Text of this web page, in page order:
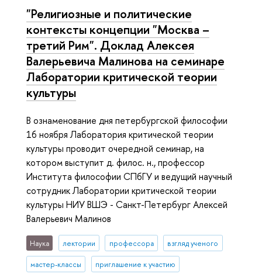
"Религиозные и политические
контексты концепции "Москва –
третий Рим". Доклад Алексея
Валерьевича Малинова на семинаре
Лаборатории критической теории
культуры
В ознаменование дня петербургской философии
16 ноября Лаборатория критической теории
культуры проводит очередной семинар, на
котором выступит д. филос. н., профессор
Института философии СПбГУ и ведущий научный
сотрудник Лаборатории критической теории
культуры НИУ ВШЭ - Санкт-Петербург Алексей
Валерьевич Малинов
Наука лектории профессора взгляд ученого
мастер-классы приглашение к участию